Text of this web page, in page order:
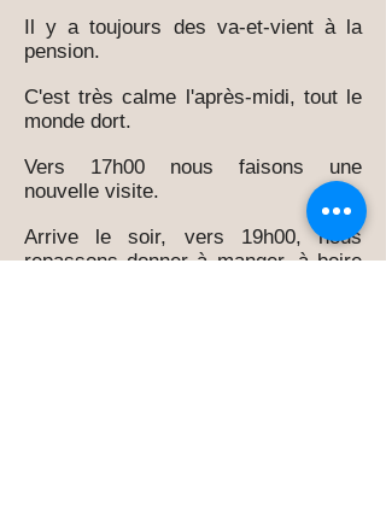
Il y a toujours des va-et-vient à la
pension.
C'est très calme l'après-midi, tout le
monde dort.
Vers 17h00 nous faisons une
nouvelle visite.
Arrive le soir, vers 19h00, nous
repassons donner à manger, à boire